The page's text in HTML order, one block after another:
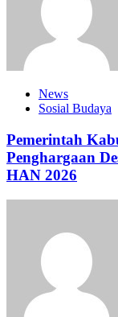
News
Sosial Budaya
Pemerintah
Penghargaan
HAN 2026